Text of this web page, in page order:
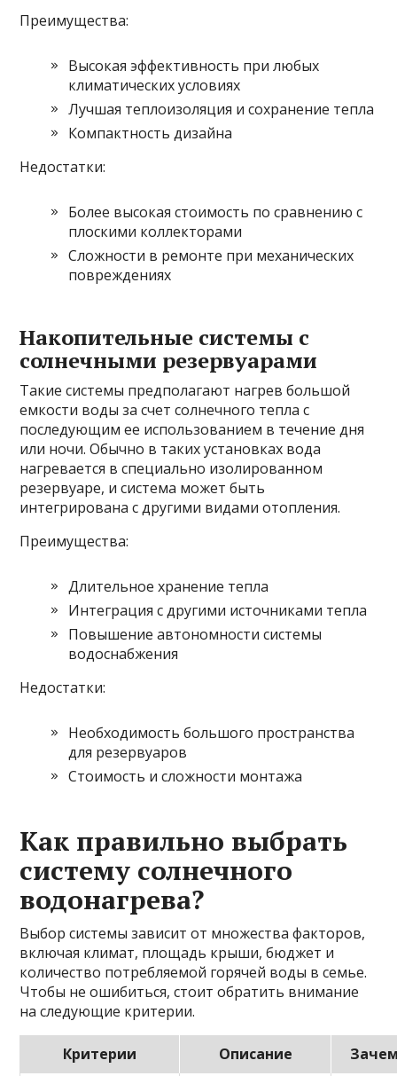
Преимущества:
Высокая эффективность при любых
климатических условиях
Лучшая теплоизоляция и сохранение тепла
Компактность дизайна
Недостатки:
Более высокая стоимость по сравнению с
плоскими коллекторами
Сложности в ремонте при механических
повреждениях
Накопительные системы с
солнечными резервуарами
Такие системы предполагают нагрев большой
емкости воды за счет солнечного тепла с
последующим ее использованием в течение дня
или ночи. Обычно в таких установках вода
нагревается в специально изолированном
резервуаре, и система может быть
интегрирована с другими видами отопления.
Преимущества:
Длительное хранение тепла
Интеграция с другими источниками тепла
Повышение автономности системы
водоснабжения
Недостатки:
Необходимость большого пространства
для резервуаров
Стоимость и сложности монтажа
Как правильно выбрать
систему солнечного
водонагрева?
Выбор системы зависит от множества факторов,
включая климат, площадь крыши, бюджет и
количество потребляемой горячей воды в семье.
Чтобы не ошибиться, стоит обратить внимание
на следующие критерии.
Критерии Описание